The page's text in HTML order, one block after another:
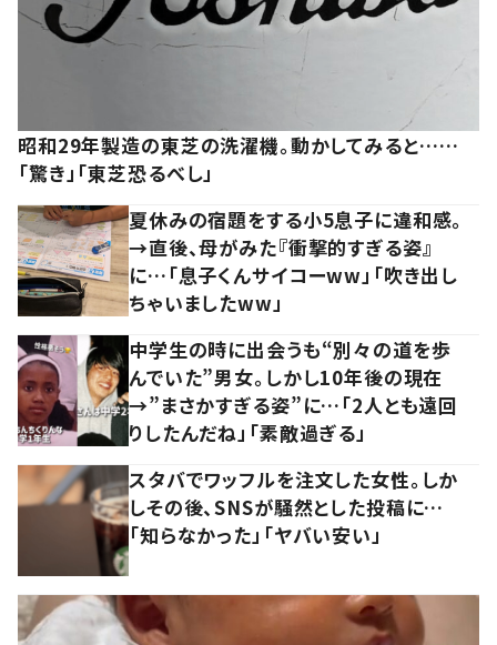
昭和29年製造の東芝の洗濯機。動かしてみると……
「驚き」「東芝恐るべし」
夏休みの宿題をする小5息子に違和感。
→直後、母がみた『衝撃的すぎる姿』
に…「息子くんサイコーww」「吹き出し
ちゃいましたww」
中学生の時に出会うも“別々の道を歩
んでいた”男女。しかし10年後の現在
→”まさかすぎる姿”に…「2人とも遠回
りしたんだね」「素敵過ぎる」
スタバでワッフルを注文した女性。しか
しその後、SNSが騒然とした投稿に…
「知らなかった」「ヤバい安い」